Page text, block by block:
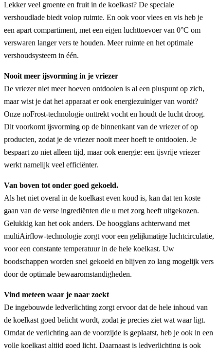
Lekker veel groente en fruit in de koelkast? De speciale
vershoudlade biedt volop ruimte. En ook voor vlees en vis heb je
een apart compartiment, met een eigen luchttoevoer van 0°C om
verswaren langer vers te houden. Meer ruimte en het optimale
vershoudsysteem in één.
Nooit meer ijsvorming in je vriezer
De vriezer niet meer hoeven ontdooien is al een pluspunt op zich,
maar wist je dat het apparaat er ook energiezuiniger van wordt?
Onze noFrost-technologie onttrekt vocht en houdt de lucht droog.
Dit voorkomt ijsvorming op de binnenkant van de vriezer of op
producten, zodat je de vriezer nooit meer hoeft te ontdooien. Je
bespaart zo niet alleen tijd, maar ook energie: een ijsvrije vriezer
werkt namelijk veel efficiënter.
Van boven tot onder goed gekoeld.
Als het niet overal in de koelkast even koud is, kan dat ten koste
gaan van de verse ingrediënten die u met zorg heeft uitgekozen.
Gelukkig kan het ook anders. De hoogglans achterwand met
multiAirflow-technologie zorgt voor een gelijkmatige luchtcirculatie,
voor een constante temperatuur in de hele koelkast. Uw
boodschappen worden snel gekoeld en blijven zo lang mogelijk vers
door de optimale bewaaromstandigheden.
Vind meteen waar je naar zoekt
De ingebouwde ledverlichting zorgt ervoor dat de hele inhoud van
de koelkast goed belicht wordt, zodat je precies ziet wat waar ligt.
Omdat de verlichting aan de voorzijde is geplaatst, heb je ook in een
volle koelkast altijd goed licht. Daarnaast is ledverlichting is ook